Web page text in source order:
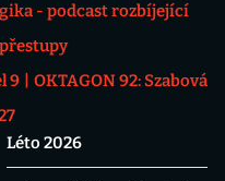
- podcast rozbíjející
9
OKTAGON 92: Szabová
Léto 2026